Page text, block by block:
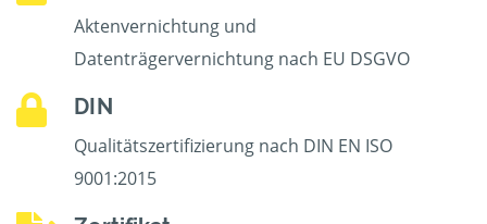
Aktenvernichtung und
Datenträgervernichtung nach EU DSGVO
DIN
Qualitätszertifizierung nach DIN EN ISO
9001:2015